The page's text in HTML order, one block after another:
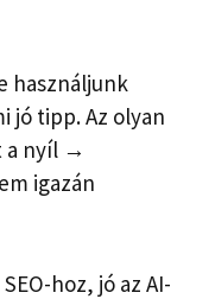
használjunk
jó tipp. Az olyan
a nyíl →
igazán
hoz, jó az AI-